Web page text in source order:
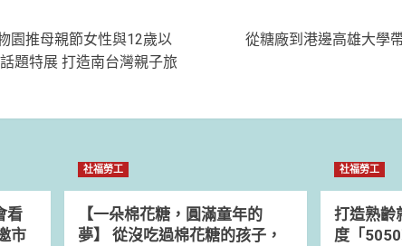
園推母親節女性與12歲以
題特展 打造南台灣親子旅
從糖廠到港邊高雄大學
看
市
社福勞工
【一朵棉花糖，圓滿童年的
夢】 從沒吃過棉花糖的孩子，
社福勞工
打造熟齡
度「5050